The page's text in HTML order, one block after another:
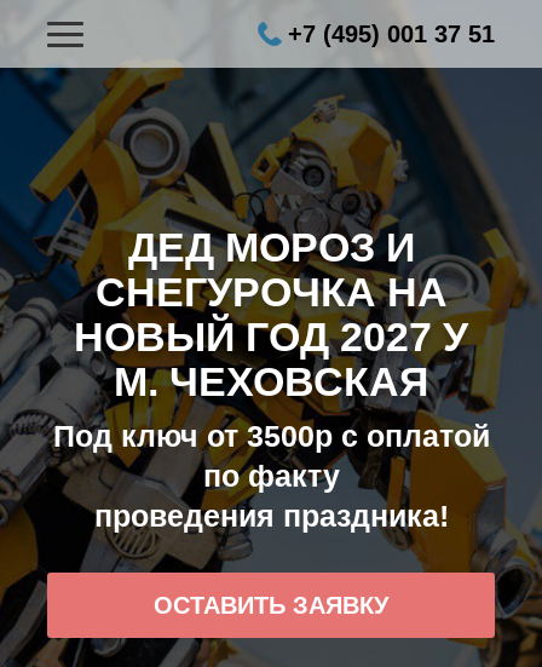
+7 (495) 001 37 51
ДЕД МОРОЗ И
СНЕГУРОЧКА НА
НОВЫЙ ГОД 2027 У
М. ЧЕХОВСКАЯ
Под ключ от 3500р с оплатой
по факту
проведения праздника!
ОСТАВИТЬ ЗАЯВКУ